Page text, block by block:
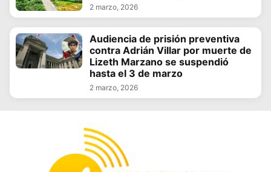
2 marzo, 2026
Audiencia de prisión preventiva
contra Adrián Villar por muerte de
Lizeth Marzano se suspendió
hasta el 3 de marzo
2 marzo, 2026